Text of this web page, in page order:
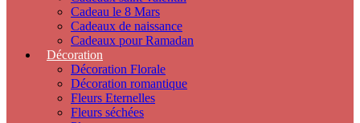
Cadeau le 8 Mars
Cadeaux de naissance
Cadeaux pour Ramadan
Décoration
Décoration Florale
Décoration romantique
Fleurs Eternelles
Fleurs séchées